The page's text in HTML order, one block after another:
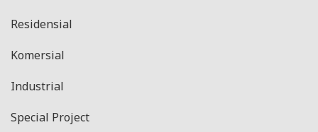
Residensial
Komersial
Industrial
Special Project